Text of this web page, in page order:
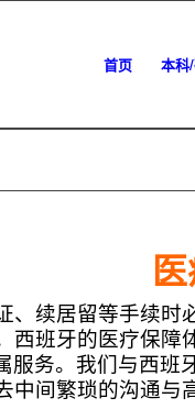
首页 本科
、续居留等手续
西班牙的医疗保
务。我们与西班
间繁琐的沟通与